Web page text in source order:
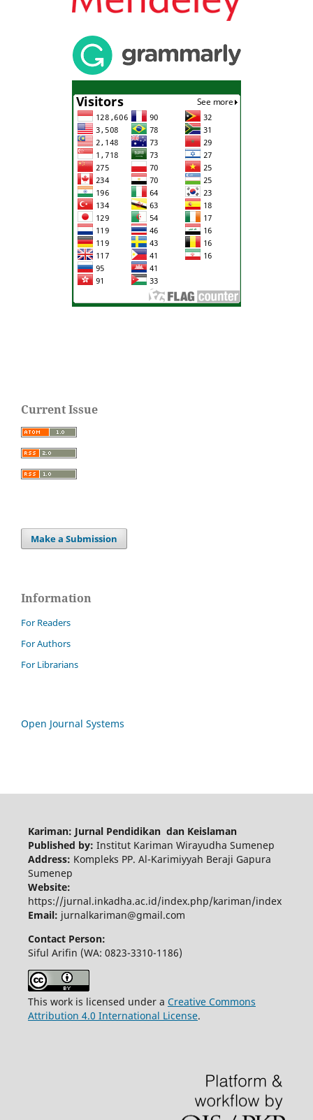
Current Issue
Make a Submission
Information
For Readers
For Authors
For Librarians
Open Journal Systems
Kariman: Jurnal Pendidikan dan Keislaman
Published by: Institut Kariman Wirayudha Sumenep
Address: Kompleks PP. Al-Karimiyyah Beraji Gapura
Sumenep
Website:
https://jurnal.inkadha.ac.id/index.php/kariman/index
Email: jurnalkariman@gmail.com
Contact Person:
Siful Arifin (WA: 0823-3310-1186)
This work is licensed under a Creative Commons
Attribution 4.0 International License.